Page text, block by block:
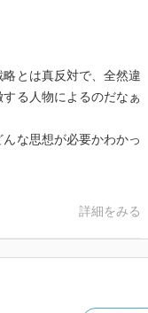
とは真反対で、全然違
る人物によるのだなぁ
な思想が必要かわかっ
詳細をみる